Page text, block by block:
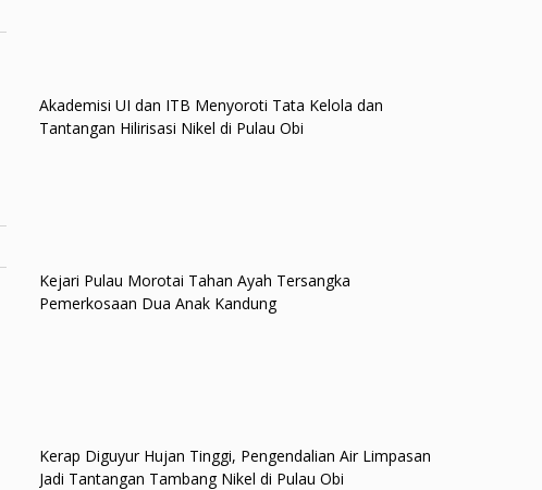
Akademisi UI dan ITB Menyoroti Tata Kelola dan
Tantangan Hilirisasi Nikel di Pulau Obi
Kejari Pulau Morotai Tahan Ayah Tersangka
Pemerkosaan Dua Anak Kandung
Kerap Diguyur Hujan Tinggi, Pengendalian Air Limpasan
Jadi Tantangan Tambang Nikel di Pulau Obi